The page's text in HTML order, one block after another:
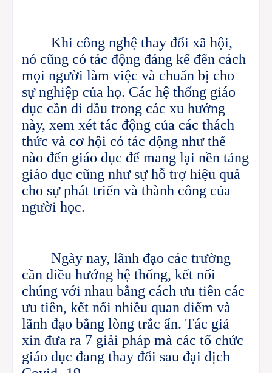
Khi công nghệ thay đổi xã hội,
nó cũng có tác động đáng kể đến cách
mọi người làm việc và chuẩn bị cho
sự nghiệp của họ. Các hệ thống giáo
dục cần đi đầu trong các xu hướng
này, xem xét tác động của các thách
thức và cơ hội có tác động như thế
nào đến giáo dục để mang lại nền tảng
giáo dục cũng như sự hỗ trợ hiệu quả
cho sự phát triển và thành công của
người học.
Ngày nay, lãnh đạo các trường
cần điều hướng hệ thống, kết nối
chúng với nhau bằng cách ưu tiên các
ưu tiên, kết nối nhiều quan điểm và
lãnh đạo bằng lòng trắc ẩn. Tác giả
xin đưa ra 7 giải pháp mà các tổ chức
giáo dục đang thay đổi sau đại dịch